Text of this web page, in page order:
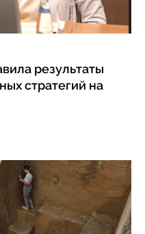
результаты
стратегий на